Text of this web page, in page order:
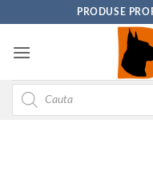
content
PRODUSE
Products
search